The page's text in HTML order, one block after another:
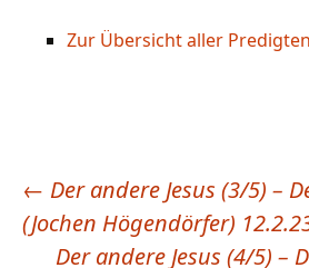
Zur Übersicht aller Predigten
← Der andere Jesus (3/5) –
(Jochen Högendörfer)
Der andere Jesus (4/5) –